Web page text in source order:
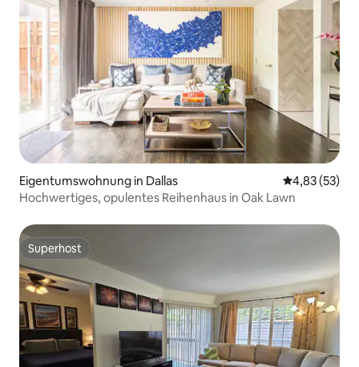
Eigentumswohnung in Dallas
4,83 (53)
Hochwertiges, opulentes Reihenhaus in Oak Lawn
Superhost
Superhost